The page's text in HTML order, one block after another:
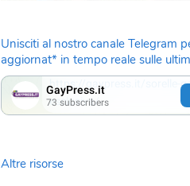
Unisciti al nostro canale Telegram
aggiornat* in tempo reale sulle
Altre risorse